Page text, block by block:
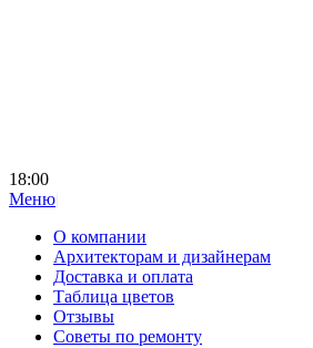
18:00
Меню|
О компании
Архитекторам и дизайнерам
Доставка и оплата
Таблица цветов
Отзывы
Советы по ремонту